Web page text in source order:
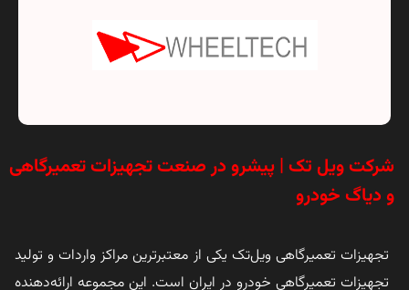
شرکت ویل تک | پیشرو در صنعت تجهیزات تعمیرگاهی
و دیاگ خودرو
تجهیزات تعمیرگاهی ویل‌تک یکی از معتبرترین مراکز واردات و تولید
تجهیزات تعمیرگاهی خودرو در ایران است. این مجموعه ارائه‌دهنده